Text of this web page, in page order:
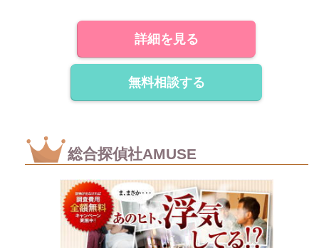
詳細を見る
無料相談する
総合探偵社AMUSE